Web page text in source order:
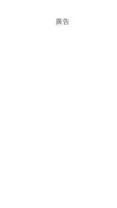
廣告